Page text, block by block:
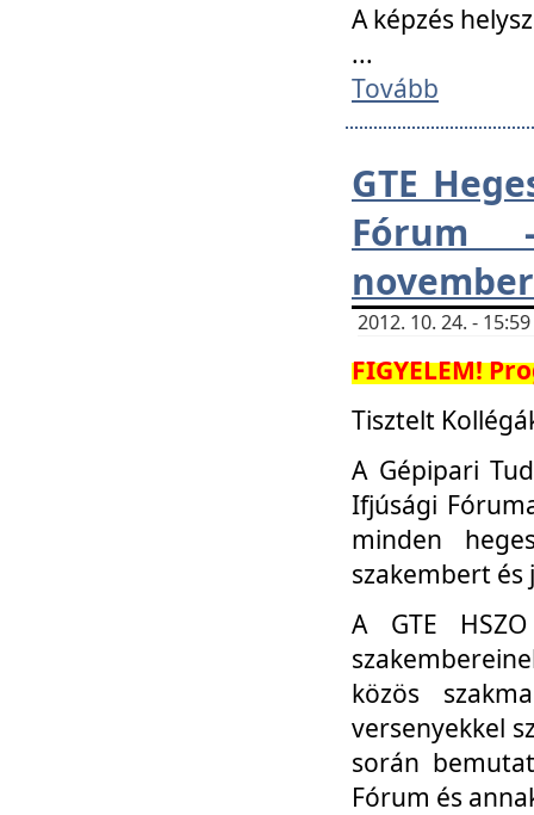
A képzés
...
Tovább
GTE
Fórum
2012. 10. 24. -
FIGYELEM!
Tisztelt
A Gépipari
Ifjúsági
minden
szakembert
A GTE
közös
versenyekkel
során
Fórum és